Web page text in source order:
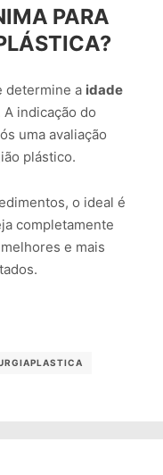
PARA
determine a idade
A indicação do
uma avaliação
plástico.
o ideal é
completamente
e mais